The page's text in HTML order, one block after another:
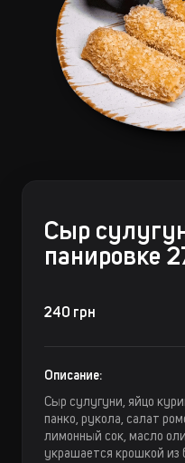
Сыр
панировке
240 грн
Описание:
Сыр сулугуни, яйцо
панко, рукола, салат
лимонный сок, масло
украшается крошкой из